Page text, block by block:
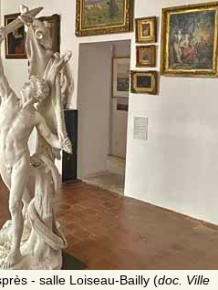
- salle Loiseau-Bailly (doc. Ville